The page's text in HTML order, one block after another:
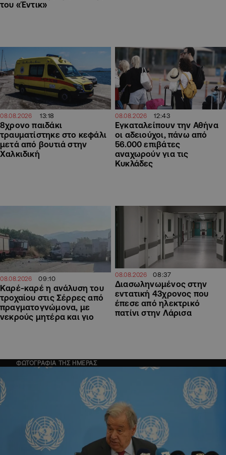
του «Έντικ»
08.08.2026 13:18
8χρονο παιδάκι
τραυματίστηκε στο κεφάλι
μετά από βουτιά στην
Χαλκιδική
08.08.2026 12:43
Εγκαταλείπουν την Αθήνα
οι αδειούχοι, πάνω από
56.000 επιβάτες
αναχωρούν για τις
Κυκλάδες
08.08.2026 09:10
Καρέ-καρέ η ανάλυση του
τροχαίου στις Σέρρες από
πραγματογνώμονα, με
νεκρούς μητέρα και γιο
08.08.2026 08:37
Διασωληνωμένος στην
εντατική 43χρονος που
έπεσε από ηλεκτρικό
πατίνι στην Λάρισα
ΦΩΤΟΓΡΑΦΙΑ ΤΗΣ ΗΜΕΡΑΣ